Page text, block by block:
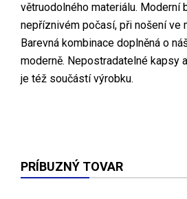
větruodolného materiálu. Moderní
nepříznivém počasí, při nošení ve
Barevná kombinace doplněná o
moderně. Nepostradatelné kapsy
je též součástí výrobku.
PRÍBUZNÝ TOVAR